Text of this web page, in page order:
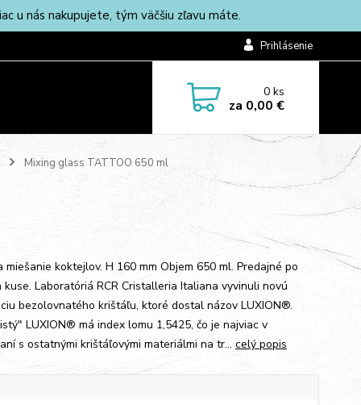
u nás nakupujete, tým väčšiu zľavu máte.
Prihlásenie
0ks
za 0,00 €
Mixing glass TATTOO 650 ml
miešanie koktejlov. H 160 mm Objem 650 ml. Predajné po
kuse. Laboratóriá RCR Cristalleria Italiana vyvinuli novú
bezolovnatého krištáľu, ktoré dostal názov LUXION®.
LUXION® má index lomu 1,5425, čo je najviac v
s ostatnými krištáľovými materiálmi na tr... celý popis